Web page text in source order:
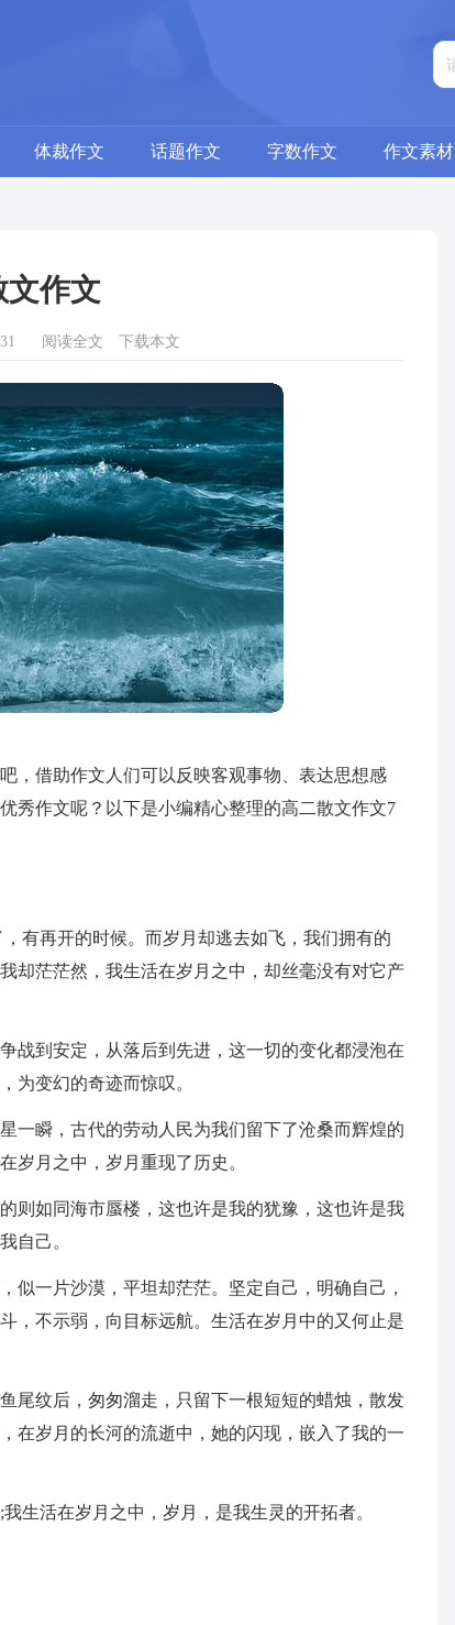
体裁作文 话题作文 字数作文 作文素材
文作文
阅读全文 下载本文
，借助作文人们可以反映客观事物、表达思想感
秀作文呢？以下是小编精心整理的高二散文作文7
有再开的时候。而岁月却逃去如飞，我们拥有的
却茫茫然，我生活在岁月之中，却丝毫没有对它产
战到安定，从落后到先进，这一切的变化都浸泡在
为变幻的奇迹而惊叹。
一瞬，古代的劳动人民为我们留下了沧桑而辉煌的
岁月之中，岁月重现了历史。
则如同海市蜃楼，这也许是我的犹豫，这也许是我
自己。
似一片沙漠，平坦却茫茫。坚定自己，明确自己，
，不示弱，向目标远航。生活在岁月中的又何止是
尾纹后，匆匆溜走，只留下一根短短的蜡烛，散发
在岁月的长河的流逝中，她的闪现，嵌入了我的一
生活在岁月之中，岁月，是我生灵的开拓者。